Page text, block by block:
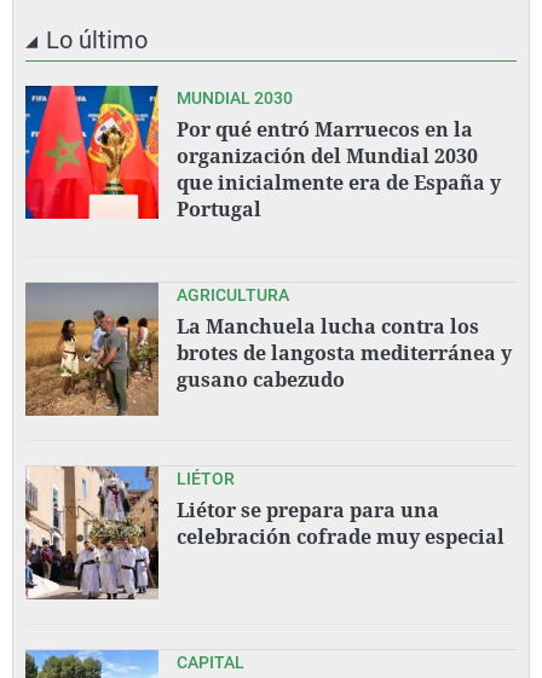
Lo último
MUNDIAL 2030
Por qué entró Marruecos en la
organización del Mundial 2030
que inicialmente era de España y
Portugal
AGRICULTURA
La Manchuela lucha contra los
brotes de langosta mediterránea y
gusano cabezudo
LIÉTOR
Liétor se prepara para una
celebración cofrade muy especial
CAPITAL